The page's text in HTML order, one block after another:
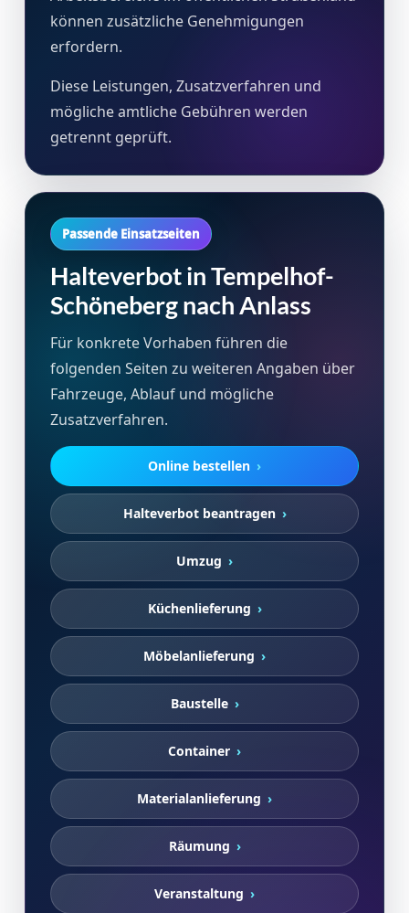
können zusätzliche Genehmigungen
erfordern.
Diese Leistungen, Zusatzverfahren und
mögliche amtliche Gebühren werden
getrennt geprüft.
Passende Einsatzseiten
Halteverbot in Tempelhof-
Schöneberg nach Anlass
Für konkrete Vorhaben führen die
folgenden Seiten zu weiteren Angaben über
Fahrzeuge, Ablauf und mögliche
Zusatzverfahren.
Online bestellen
Halteverbot beantragen
Umzug
Küchenlieferung
Möbelanlieferung
Baustelle
Container
Materialanlieferung
Räumung
Veranstaltung